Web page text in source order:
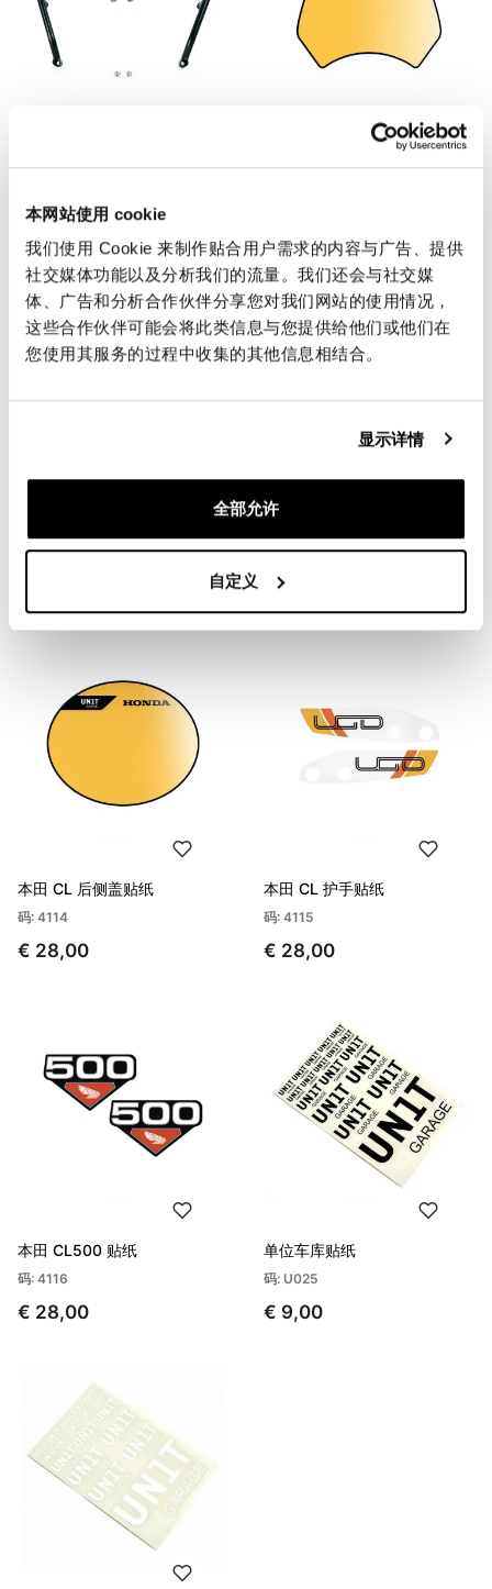
本网站使用 cookie
我们使用 Cookie 来制作贴合用户需求的内容与广告、提供
社交媒体功能以及分析我们的流量。我们还会与社交媒
体、广告和分析合作伙伴分享您对我们网站的使用情况，
这些合作伙伴可能会将此类信息与您提供给他们或他们在
您使用其服务的过程中收集的其他信息相结合。
显示详情
全部允许
自定义
本田 CL 发动机保护杆
€ 204,00
本田 CL 车头灯罩贴纸
码: 4112 码: 4113
€ 40,00
本田 CL 后侧盖贴纸
码: 4114
€ 28,00
本田 CL 护手贴纸
码: 4115
€ 28,00
本田 CL500 贴纸
码: 4116
€ 28,00
单位车库贴纸
码: U025
€ 9,00